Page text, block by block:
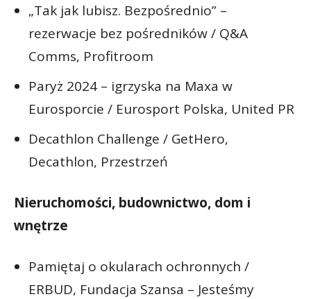
„Tak jak lubisz. Bezpośrednio” –
rezerwacje bez pośredników / Q&A
Comms, Profitroom
Paryż 2024 – igrzyska na Maxa w
Eurosporcie / Eurosport Polska, United PR
Decathlon Challenge / GetHero,
Decathlon, Przestrzeń
Nieruchomości, budownictwo, dom i
wnętrze
Pamiętaj o okularach ochronnych /
ERBUD, Fundacja Szansa – Jesteśmy